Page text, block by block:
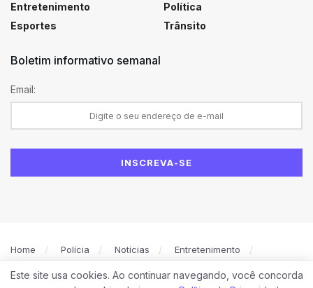
Entretenimento
Esportes
Política
Trânsito
Boletim informativo semanal
Email:
Home Polícia Notícias
Entretenimento
Política de Privacidade
Contato
Este site usa cookies. Ao continuar navegando, você concorda